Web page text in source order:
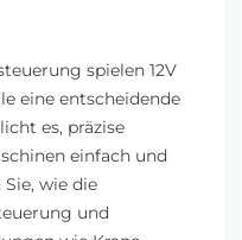
spielen 12V
eine entscheidende
es, präzise
einfach und
wie die
und